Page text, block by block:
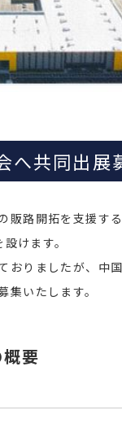
へ共同出展
販路開拓を支援す
けます。
おりましたが、中
いたします。
要